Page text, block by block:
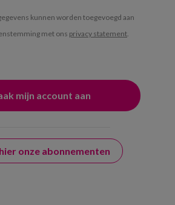
kunnen worden toegevoegd aan
met ons privacy statement.
onze abonnementen